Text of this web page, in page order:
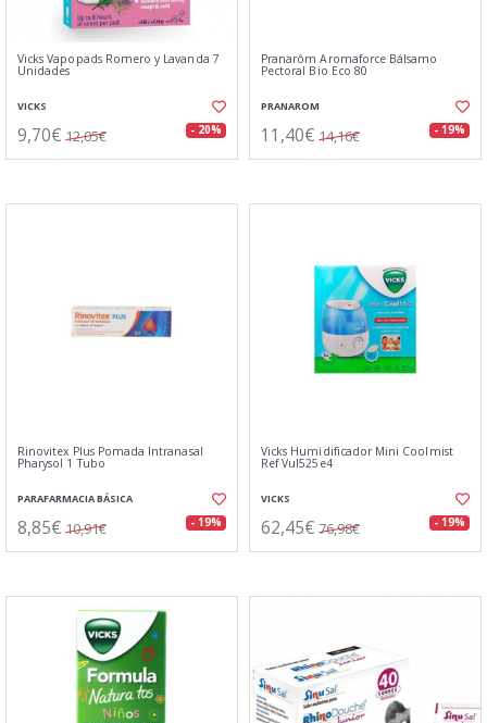
Vicks Vapopads Romero y Lavanda 7
Unidades
VICKS
9,70€ 12,05€ - 20%
Pranarôm Aromaforce Bálsamo
Pectoral Bio Eco 80
PRANAROM
11,40€ 14,16€ - 19%
Rinovitex Plus Pomada Intranasal
Pharysol 1 Tubo
PARAFARMACIA BÁSICA
8,85€ 10,91€ - 19%
Vicks Humidificador Mini Coolmist
Ref Vul525e4
VICKS
62,45€ 76,98€ - 19%